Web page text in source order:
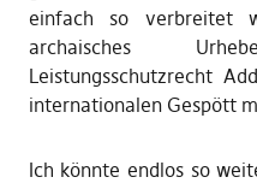
einfach so verbreitet
archaisches
Leistungsschutzrecht
internationalen Gespött
Ich könnte endlos so